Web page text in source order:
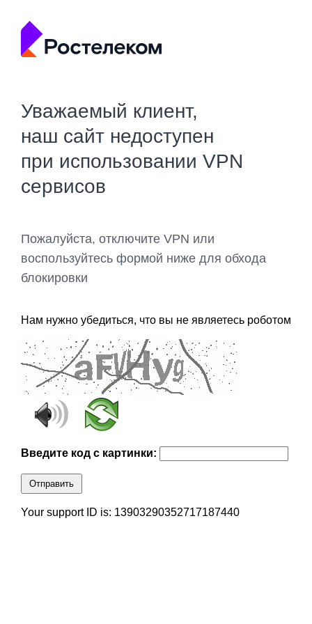
Уважаемый клиент,
наш сайт недоступен
при использовании VPN
сервисов
Пожалуйста, отключите VPN или
воспользуйтесь формой ниже для обхода
блокировки
Нам нужно убедиться, что вы не являетесь роботом
Введите код с картинки:
Отправить
Your support ID is: 13903290352717187440